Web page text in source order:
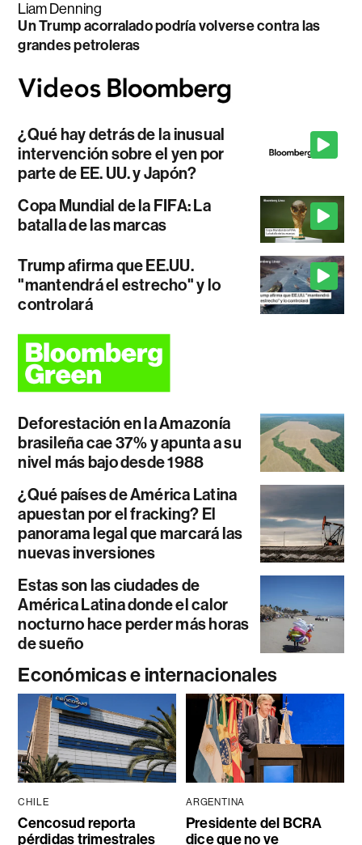
Liam Denning
Un Trump acorralado podría volverse contra las
grandes petroleras
¿Qué hay detrás de la inusual
intervención sobre el yen por
parte de EE. UU. y Japón?
Copa Mundial de la FIFA: La
batalla de las marcas
Trump afirma que EE.UU.
"mantendrá el estrecho" y lo
controlará
Deforestación en la Amazonía
brasileña cae 37% y apunta a su
nivel más bajo desde 1988
¿Qué países de América Latina
apuestan por el fracking? El
panorama legal que marcará las
nuevas inversiones
Estas son las ciudades de
América Latina donde el calor
nocturno hace perder más horas
de sueño
Económicas e internacionales
CHILE
Cencosud reporta
pérdidas trimestrales
ARGENTINA
Presidente del BCRA
dice que no ve